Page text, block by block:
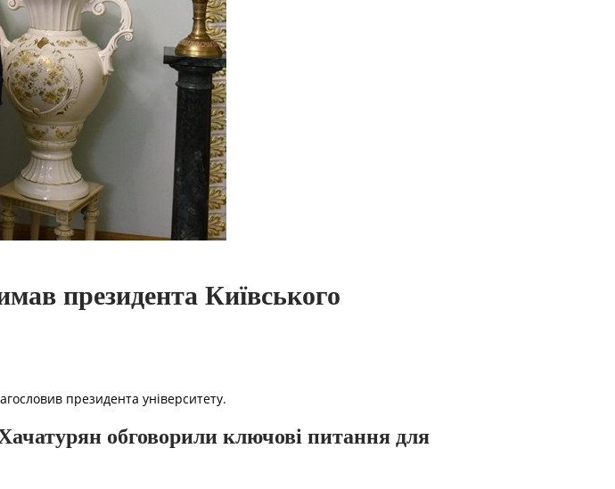
президента Київського
президента університету.
обговорили ключові питання для